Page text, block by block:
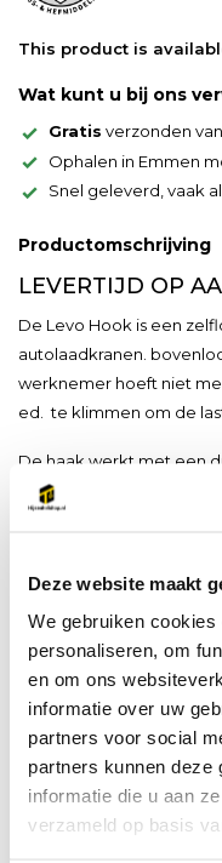
Deze website maakt
We gebruiken
personaliseren, om
en om ons
informatie over uw
partners voor social
partners kunnen deze
informatie die u aan
verzameld op basis
This product is
Wat kunt u bij ons
Gratis verzonden
Ophalen in Emmen
Snel geleverd, vaak
Productomschrijving
LEVERTIJD OP
De Levo Hook is een
autolaadkranen.
werknemer hoeft niet
ed. te klimmen om de
De haak werkt met een
automatisch
- Magnetische module
- Lamp
- Pewag Levo Manager